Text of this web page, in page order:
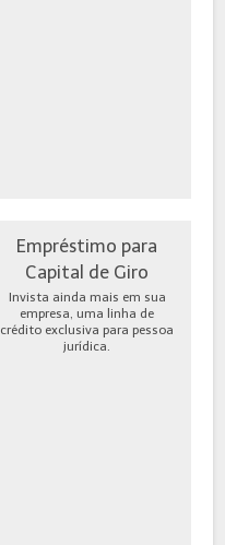
Empréstimo para
Capital de Giro
Invista ainda mais em sua
empresa, uma linha de
crédito exclusiva para pessoa
jurídica.